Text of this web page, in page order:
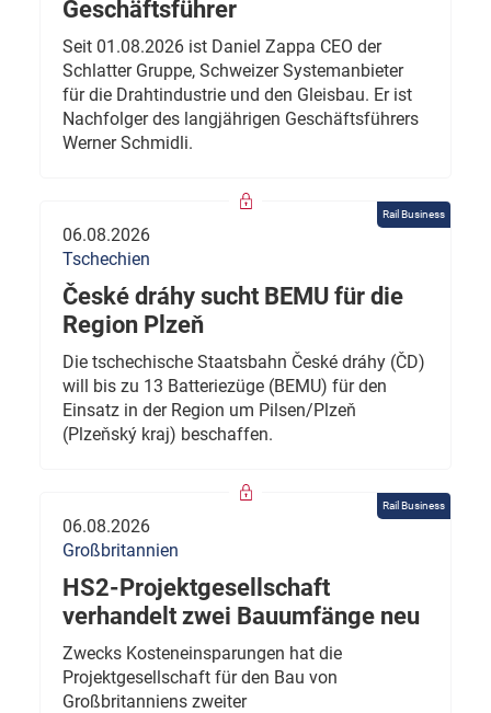
Geschäftsführer
Seit 01.08.2026 ist Daniel Zappa CEO der
Schlatter Gruppe, Schweizer Systemanbieter
für die Drahtindustrie und den Gleisbau. Er ist
Nachfolger des langjährigen Geschäftsführers
Werner Schmidli.
Rail Business
06.08.2026
Tschechien
České dráhy sucht BEMU für die
Region Plzeň
Die tschechische Staatsbahn České dráhy (ČD)
will bis zu 13 Batteriezüge (BEMU) für den
Einsatz in der Region um Pilsen/Plzeň
(Plzeňský kraj) beschaffen.
Rail Business
06.08.2026
Großbritannien
HS2-Projektgesellschaft
verhandelt zwei Bauumfänge neu
Zwecks Kosteneinsparungen hat die
Projektgesellschaft für den Bau von
Großbritanniens zweiter